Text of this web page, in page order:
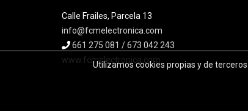
Calle Frailes, Parcela 13
info@fcmelectronica.com
661 275 081 / 673 042 243
www.fcmelectronica.com
Utilizamos cookies propias y de